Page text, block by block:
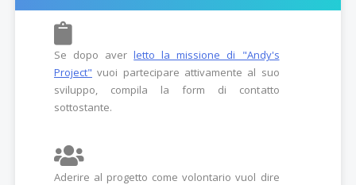
Se dopo averletto la missione di "Andy's
Project" vuoi partecipare attivamente al suo
sviluppo, compila la form di contatto
sottostante.
Aderire al progetto come volontario vuol dire